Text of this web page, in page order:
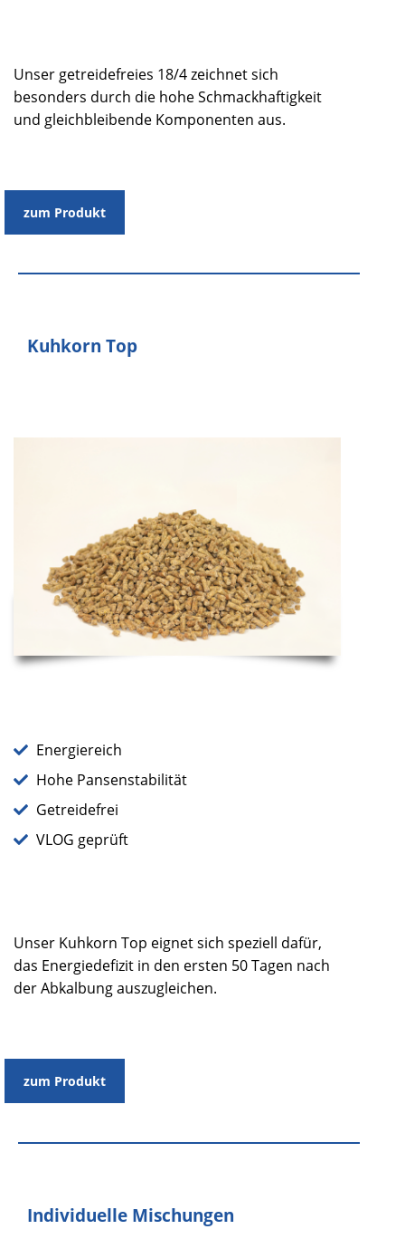
Unser getreidefreies 18/4 zeichnet sich
besonders durch die hohe Schmackhaftigkeit
und gleichbleibende Komponenten aus.
zum Produkt
Kuhkorn Top
Energiereich
Hohe Pansenstabilität
Getreidefrei
VLOG geprüft
Unser Kuhkorn Top eignet sich speziell dafür,
das Energiedefizit in den ersten 50 Tagen nach
der Abkalbung auszugleichen.
zum Produkt
Individuelle Mischungen